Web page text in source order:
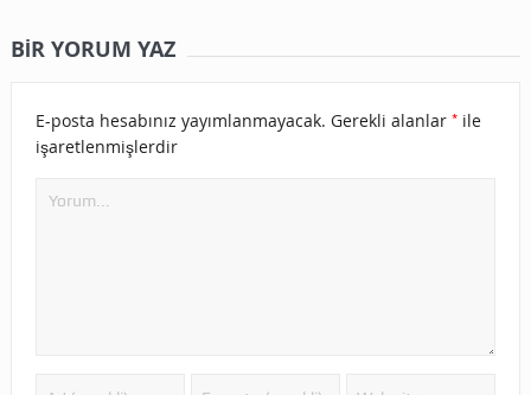
BIR YORUM YAZ
E-posta hesabınız yayımlanmayacak. Gerekli alanlar *ile
işaretlenmişlerdir